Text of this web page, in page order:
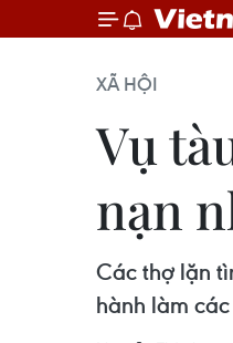
XÃ HỘI
Vụ
nạn
Các thợ lặn
hành làm